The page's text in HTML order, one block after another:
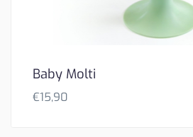
Baby Molti
€15,90